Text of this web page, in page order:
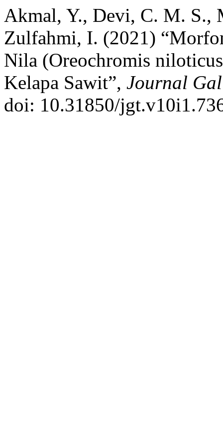
Akmal, Y., Devi, C. M. S.,
Zulfahmi, I. (2021)
Nila (Oreochromis
Kelapa Sawit”, Journal
doi: 10.31850/